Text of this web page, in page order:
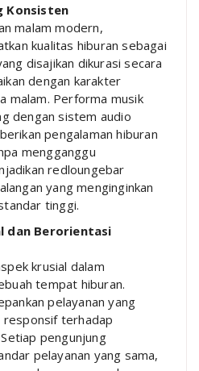
Konsisten
malam modern,
kualitas hiburan sebagai
disajikan dikurasi secara
dengan karakter
malam. Performa musik
dengan sistem audio
pengalaman hiburan
mengganggu
redloungebar
yang menginginkan
tinggi.
dan Berorientasi
krusial dalam
tempat hiburan.
pelayanan yang
responsif terhadap
pengunjung
pelayanan yang sama,